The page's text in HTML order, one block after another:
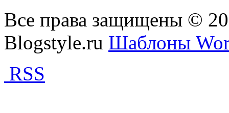
Все права защищены ©
Blogstyle.ru Шаблоны
RSS